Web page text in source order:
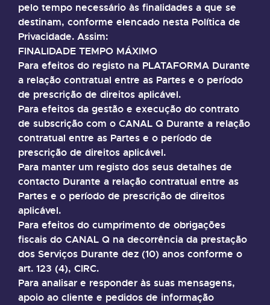
pelo tempo necessário às finalidades a que se
destinam, conforme elencado nesta Política de
Privacidade. Assim:
FINALIDADE TEMPO MÁXIMO
Para efeitos do registo na PLATAFORMA Durante
a relação contratual entre as Partes e o período
de prescrição de direitos aplicável.
Para efeitos da gestão e execução do contrato
de subscrição com o CANAL Q Durante a relação
contratual entre as Partes e o período de
prescrição de direitos aplicável.
Para manter um registo dos seus detalhes de
contacto Durante a relação contratual entre as
Partes e o período de prescrição de direitos
aplicável.
Para efeitos do cumprimento de obrigações
fiscais do CANAL Q na decorrência da prestação
dos Serviços Durante dez (10) anos conforme o
art. 123 (4), CIRC.
Para analisar e responder às suas mensagens,
apoio ao cliente e pedidos de informação